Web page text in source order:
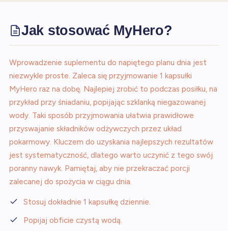
Jak stosować MyHero?
Wprowadzenie suplementu do napiętego planu dnia jest
niezwykle proste. Zaleca się przyjmowanie 1 kapsułki
MyHero raz na dobę. Najlepiej zrobić to podczas posiłku, na
przykład przy śniadaniu, popijając szklanką niegazowanej
wody. Taki sposób przyjmowania ułatwia prawidłowe
przyswajanie składników odżywczych przez układ
pokarmowy. Kluczem do uzyskania najlepszych rezultatów
jest systematyczność, dlatego warto uczynić z tego swój
poranny nawyk. Pamiętaj, aby nie przekraczać porcji
zalecanej do spożycia w ciągu dnia.
Stosuj dokładnie 1 kapsułkę dziennie.
Popijaj obficie czystą wodą.